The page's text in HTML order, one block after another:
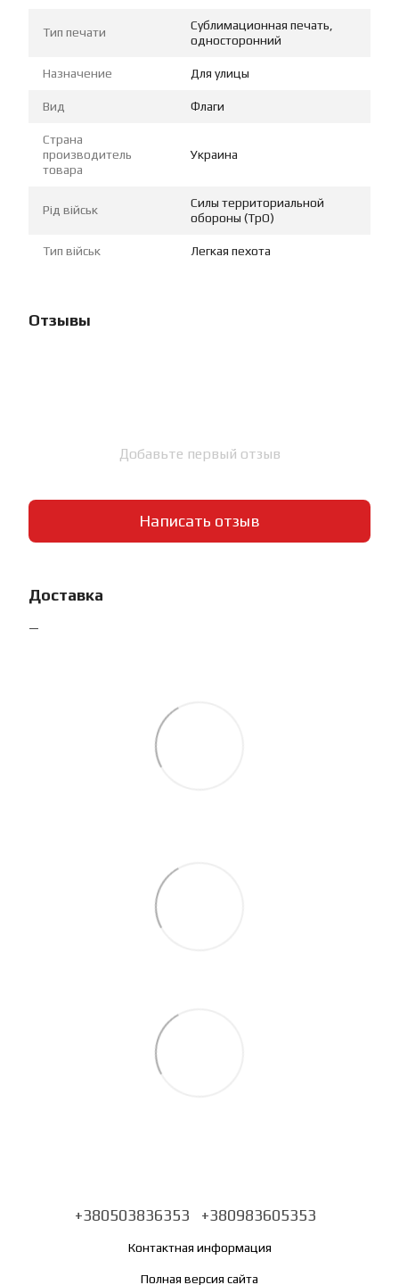
Тип печати
Сублимационная печать,
односторонний
Назначение Для улицы
Вид Флаги
Страна
производитель
товара
Украина
Рід військ
Силы территориальной
обороны (ТрО)
Тип військ Легкая пехота
Отзывы
Добавьте первый отзыв
Написать отзыв
Доставка
+380503836353 +380983605353
Контактная информация
Полная версия сайта